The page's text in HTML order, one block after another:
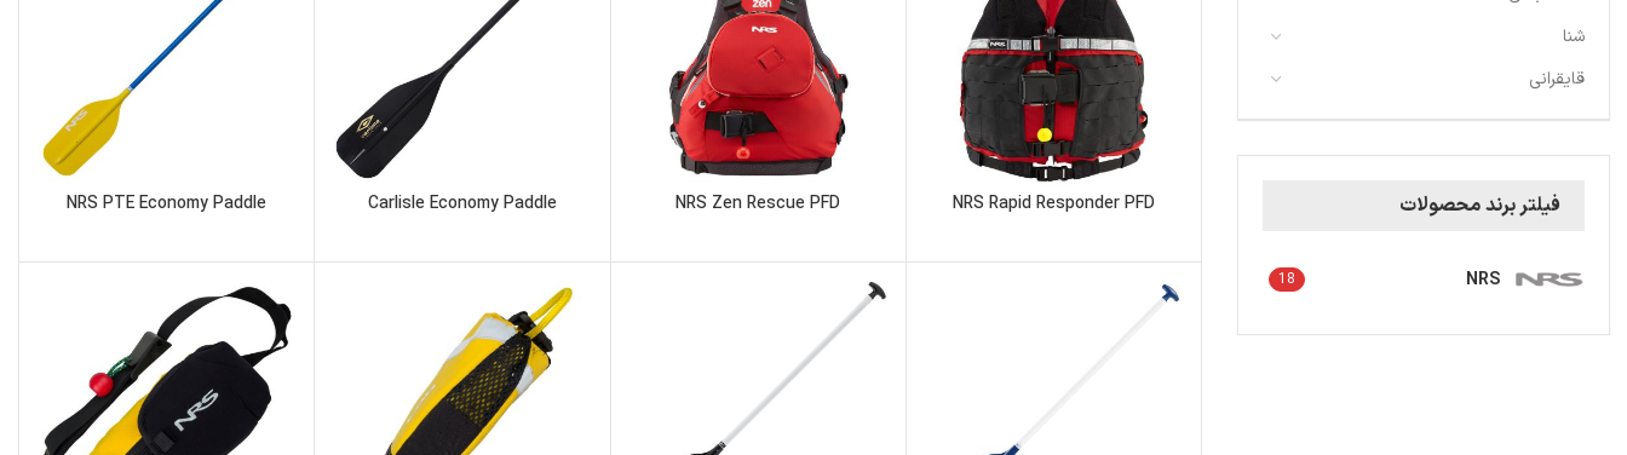
شنا
قایقرانی
فیلتر برند محصولات
NRS
18
NRS Rapid Responder PFD
NRS Zen Rescue PFD
Carlisle Economy Paddle
NRS PTE Economy Paddle